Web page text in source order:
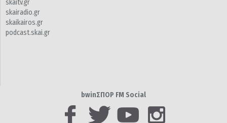
skaitv.gr
skairadio.gr
skaikairos.gr
podcast.skai.gr
bwinΣΠΟΡ FM Social